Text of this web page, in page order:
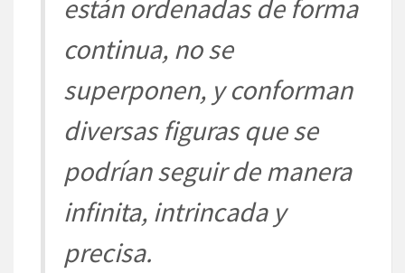
estánordenadasde forma
continua, no se
superponen, y conforman
diversas figuras que se
podríanseguir de manera
infinita, intrincada y
precisa.